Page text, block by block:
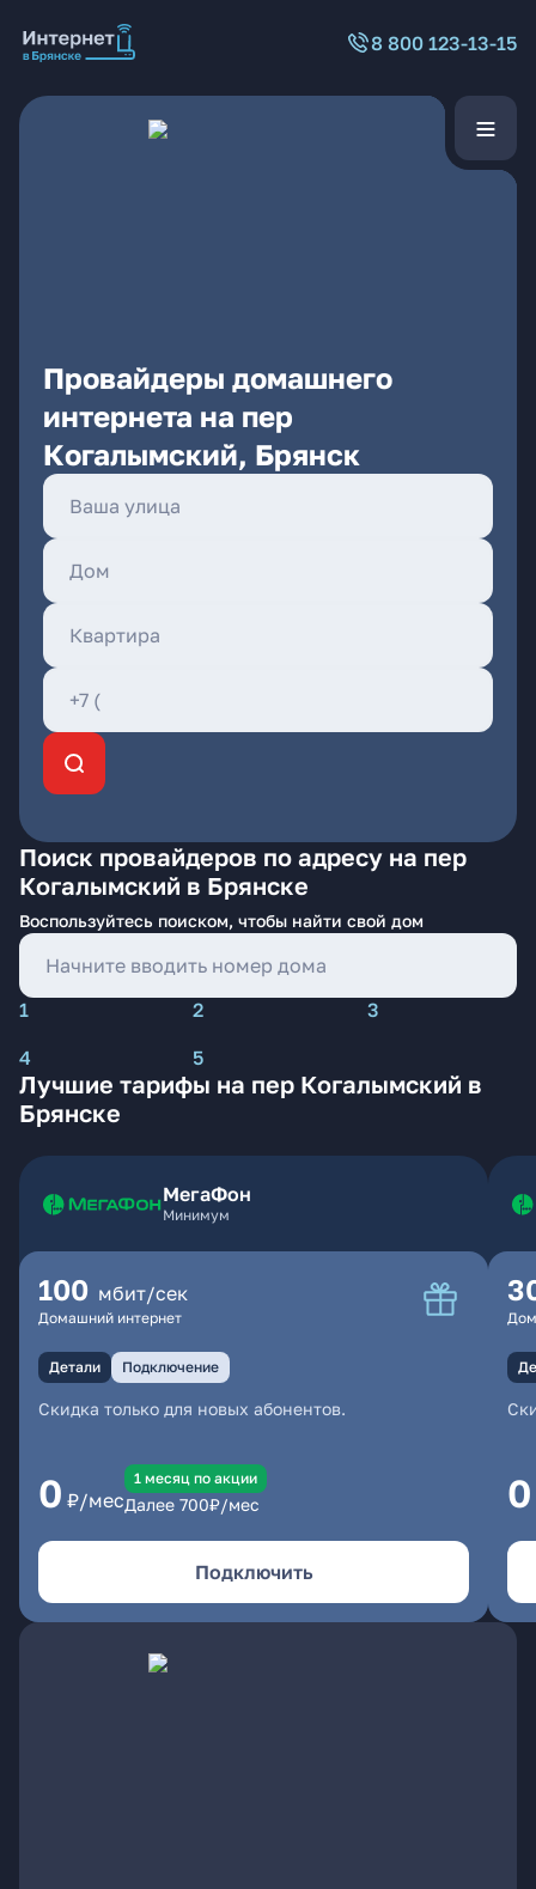
8 800 123-13-15
Провайдеры домашнего
интернета на пер
Когалымский, Брянск
Поиск провайдеров по адресу на пер
Когалымский в Брянске
Воспользуйтесь поиском, чтобы найти свой дом
1 2
3
4
5
Лучшие тарифы на пер Когалымский в
Брянске
МегаФон
Минимум
100 мбит/сек
Домашний интернет
Детали Подключение
Скидка только для новых абонентов.
0 ₽/мес
1 месяц по акции
Далее 700₽/мес
Подключить
0